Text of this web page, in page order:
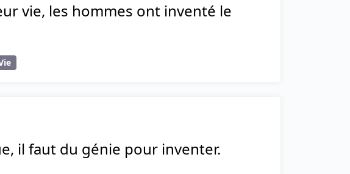
vie, les hommes ont inventé le
il faut du génie pour inventer.